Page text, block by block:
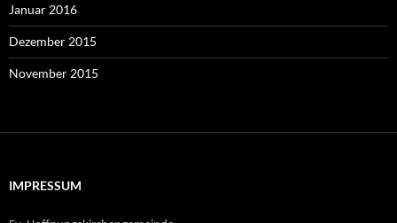
Januar 2016
Dezember 2015
November 2015
IMPRESSUM